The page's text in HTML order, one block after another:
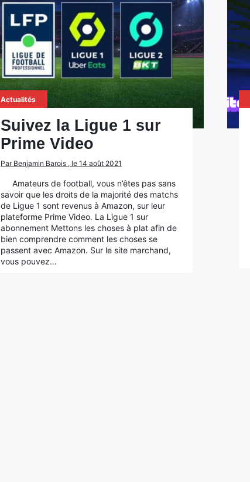
Actualités
Suivez la Ligue 1 sur
Prime Video
Par Benjamin Barois , le 14 août 2021
Amateurs de football, vous n’êtes pas sans
savoir que les droits de la majorité des matchs
de Ligue 1 sont revenus à Amazon, sur leur
plateforme Prime Video. La Ligue 1 sur
abonnement Mettons les choses à plat afin de
bien comprendre comment les choses se
passent avec Amazon. Sur le site marchand,
vous pouvez…